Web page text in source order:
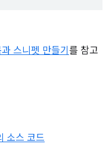
스니펫 만들기 를 참고
소스 코드